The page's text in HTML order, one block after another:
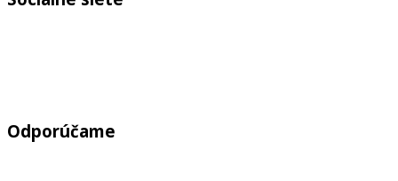
Odporúčame